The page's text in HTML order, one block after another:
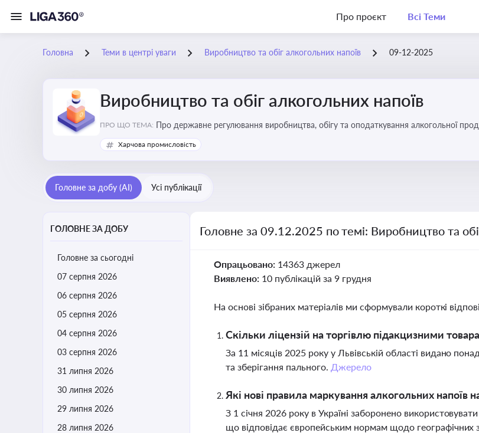
Про проєкт Всі Теми
Головна Теми в центрі уваги Виробництво та обіг алкогольних напоїв 09-12-2025
Виробництво та обіг алкогольних напоїв
ПРО ЩО ТЕМА: Про державне регулювання виробництва, обігу та оподаткування алкогольної
Харчова промисловість
Головне за добу (AI) Усі публікації
ГОЛОВНЕ ЗА ДОБУ
Головне за сьогодні
07 серпня 2026
06 серпня 2026
05 серпня 2026
04 серпня 2026
03 серпня 2026
31 липня 2026
30 липня 2026
29 липня 2026
28 липня 2026
Головне за 09.12.2025 по темі: Виробництво та
Опрацьовано: 14363 джерел
Виявлено: 10 публікацій за 9 грудня
На основі зібраних матеріалів ми сформували короткі
Скільки ліцензій на торгівлю підакцизними
За 11 місяців 2025 року у Львівській області видано
та зберігання пального. Джерело
Які нові правила маркування алкогольних напоїв
З 1 січня 2026 року в Україні заборонено
що відповідає європейським нормам щодо географічних